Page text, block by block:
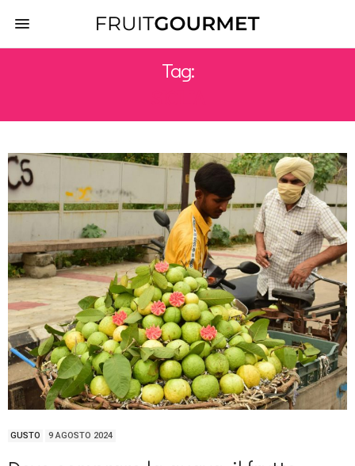
Tag:
GUSTO 9 AGOSTO 2024